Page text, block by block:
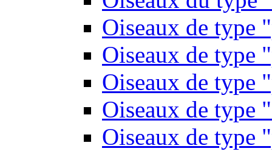
Oiseaux de type
Oiseaux de type
Oiseaux de type
Oiseaux de type
Oiseaux de type